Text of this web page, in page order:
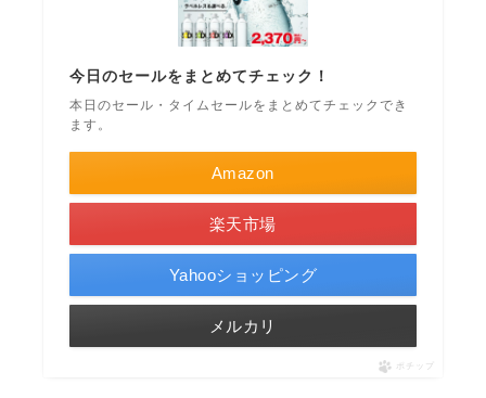
今日のセールをまとめてチェック！
本日のセール・タイムセールをまとめてチェックでき
ます。
Amazon
楽天市場
Yahooショッピング
メルカリ
ポチップ